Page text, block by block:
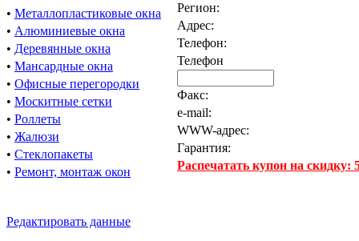
• Металлопластиковые окна
• Алюминиевые окна
• Деревянные окна
• Мансардные окна
• Офисные перегородки
• Москитные сетки
• Роллеты
• Жалюзи
• Стеклопакеты
• Ремонт, монтаж окон
Регион:
Адрес:
Телефон:
Телефон
Факс:
e-mail:
WWW-адрес:
Гарантия:
Распечатать купон на скидку:
Редактировать данные